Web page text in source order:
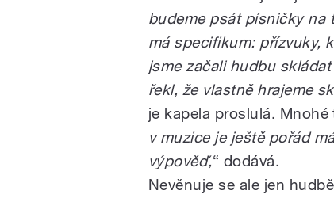
budeme psát písničky na
má specifikum: přízvuky,
jsme začali hudbu
řekl, že vlastně hrajeme
je kapela proslulá.
v muzice je ještě pořád
výpověď,“ dodává.
Nevěnuje se ale jen